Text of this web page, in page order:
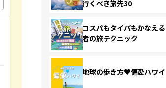
行くべき旅先30
コスパもタイパもかなえ
者の旅テクニック
地球の歩き方♥偏愛ハワイ